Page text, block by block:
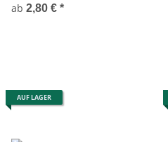
ab 2,80 € *
AUF LAGER